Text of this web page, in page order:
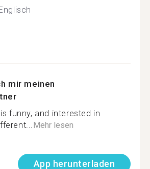
mir meinen
funny, and interested in
Mehr lesen
App herunterladen